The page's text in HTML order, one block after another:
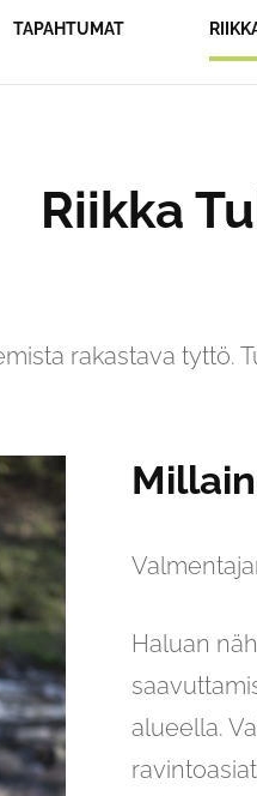
TAPAHTUMAT
Riikka
rakastava
Haluan
alueella.